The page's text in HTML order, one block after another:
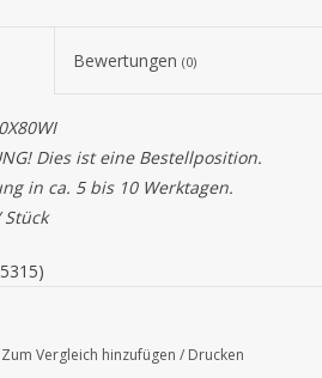
Bewertungen (0)
Dies ist eine Bestellposition.
in ca. 5 bis 10 Werktagen.
Stück
Zum Vergleich hinzufügen / Drucken